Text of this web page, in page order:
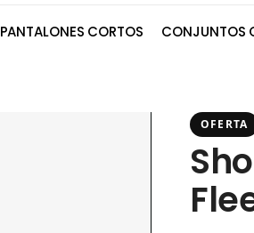
PANTALONES CORTOS CONJUNTOS
OFERTA